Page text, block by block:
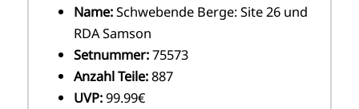
Name:Schwebende Berge: Site 26 und
RDA Samson
Setnummer:75573
Anzahl Teile:887
UVP:99.99€